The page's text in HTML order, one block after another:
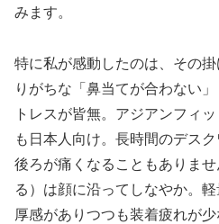
みます。
特に私が感動したのは、その
りがちな「鼻当てが合わない
トレスが皆無。アジアンフィ
も日本人向け。長時間のデス
後ろが痛くなることもありま
る）は顔に沿ってしなやか。
厚感がありつつも装着疲れが